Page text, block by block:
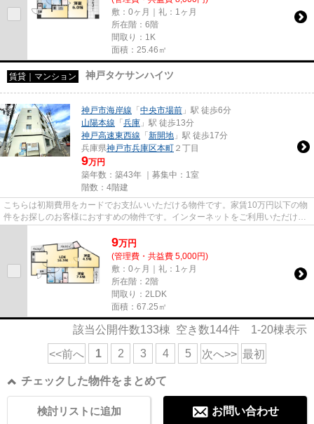
敷：0ヶ月｜礼：1ヶ月
所在階：6階
間取り：1K
面積：25.46㎡
賃貸｜マンション 神戸タケサンハイツ
神戸市海岸線 「 中央市場前 」駅 徒歩6分
山陽本線 「 兵庫 」駅 徒歩13分
神戸高速東西線 「 新開地 」駅 徒歩17分
兵庫県神戸市兵庫区本町 ２丁目
9万円
築年数：築43年 ｜募集中： 1室
階数：4階建
こちらは初期費用をカードでお支払いいただける物件です。家賃10万円以下の物
件をお探しのお客様におすすめの物件です。インターネットをご利用いただける
9万円
(管理費・共益費 5,000円)
敷：0ヶ月｜礼：1ヶ月
所在階：2階
間取り：2LDK
面積：67.25㎡
該当公開件数133棟 空き数144件 1-20棟表示
<<前へ 1 2 3 4 5 次へ>> 最初
チェックした物件をまとめて
お問い合わせ
検討リストに追加